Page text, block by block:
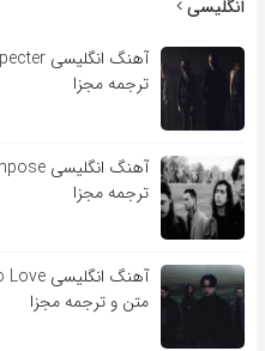
انگلیسی
ترجمه مجزا
ترجمه مجزا
متن و ترجمه مجزا